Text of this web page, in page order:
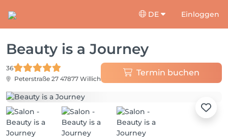
DE Einloggen
Beauty is a Journey
36
Peterstraße 27 47877 Willich
Termin buchen